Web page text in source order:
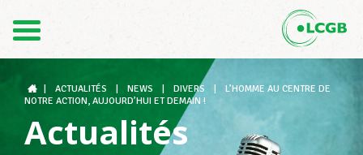
DE
Le LCGB
ACTUALITÉS NEWS DIVERS
L’HOMME AU CENTRE DE
NOTRE ACTION, AUJOURD’HUI ET DEMAIN !
Actualités